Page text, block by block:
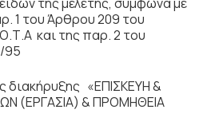
1 του Άρθρου 209 του
και της παρ. 2 του
95
διακήρυξης «ΕΠΙΣΚΕΥΗ &
(ΕΡΓΑΣΙΑ) & ΠΡΟΜΗΘΕΙΑ